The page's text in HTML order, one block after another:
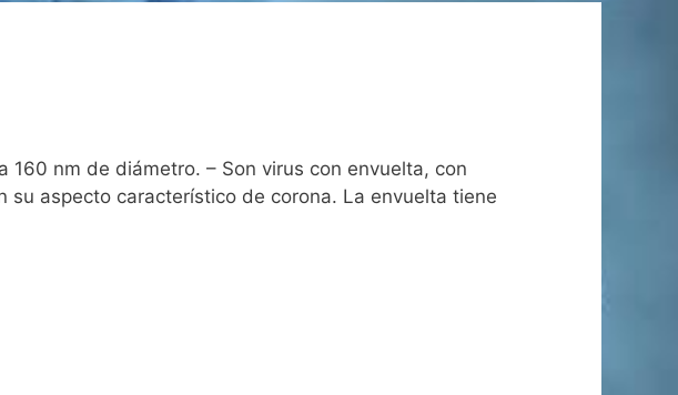
160 nm de diámetro. – Son virus con envuelta, con
aspecto característico de corona. La envuelta tiene